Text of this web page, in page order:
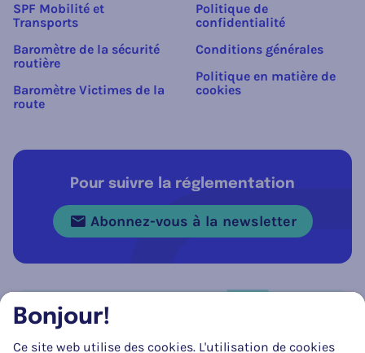
SPF Mobilité et
Transports
Baromètre de la sécurité
routière
Baromètre Victimes de la
route
Politique de
confidentialité
Conditions générales
Politique en matière de
cookies
Pour suivre la réglementation
Abonnez-vous à la newsletter
Bonjour!
Ce site web utilise des cookies. L'utilisation de cookies